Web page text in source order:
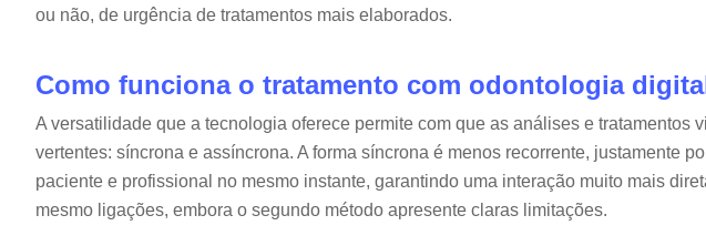
ou não, de urgência de tratamentos mais elaborados.
Como funciona o tratamento com odontologia
A versatilidade que a tecnologia oferece permite com que as análises e tratamentos
vertentes: síncrona e assíncrona. A forma síncrona é menos recorrente, justamente
paciente e profissional no mesmo instante, garantindo uma interação muito mais
mesmo ligações, embora o segundo método apresente claras limitações.